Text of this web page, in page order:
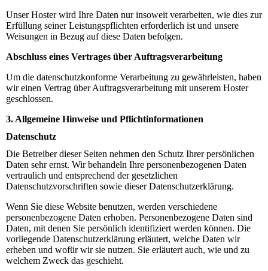
Unser Hoster wird Ihre Daten nur insoweit verarbeiten, wie dies zur
Erfüllung seiner Leistungspflichten erforderlich ist und unsere
Weisungen in Bezug auf diese Daten befolgen.
Abschluss eines Vertrages über Auftragsverarbeitung
Um die datenschutzkonforme Verarbeitung zu gewährleisten, haben
wir einen Vertrag über Auftragsverarbeitung mit unserem Hoster
geschlossen.
3. Allgemeine Hinweise und Pflichtinformationen
Datenschutz
Die Betreiber dieser Seiten nehmen den Schutz Ihrer persönlichen
Daten sehr ernst. Wir behandeln Ihre personenbezogenen Daten
vertraulich und entsprechend der gesetzlichen
Datenschutzvorschriften sowie dieser Datenschutzerklärung.
Wenn Sie diese Website benutzen, werden verschiedene
personenbezogene Daten erhoben. Personenbezogene Daten sind
Daten, mit denen Sie persönlich identifiziert werden können. Die
vorliegende Datenschutzerklärung erläutert, welche Daten wir
erheben und wofür wir sie nutzen. Sie erläutert auch, wie und zu
welchem Zweck das geschieht.